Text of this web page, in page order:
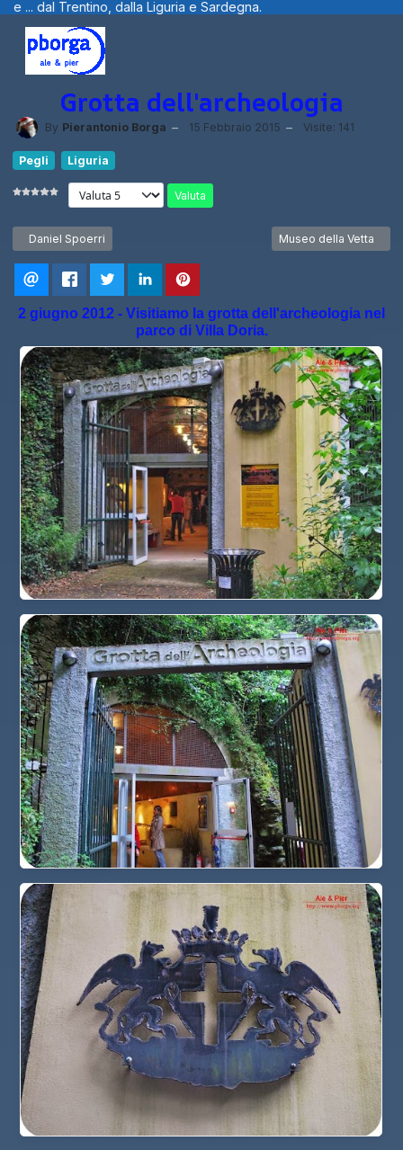
e Sardegna.
Grotta dell'archeologia
By Pierantonio Borga 15 Febbraio 2015 Visite: 141
Pegli Liguria
Valuta
Articolo precedente: Daniel Spoerri
Daniel Spoerri Articolo successivo:
Museo della Vetta
2 giugno 2012 - Visitiamo la grotta dell'archeologia nel
parco di Villa Doria.